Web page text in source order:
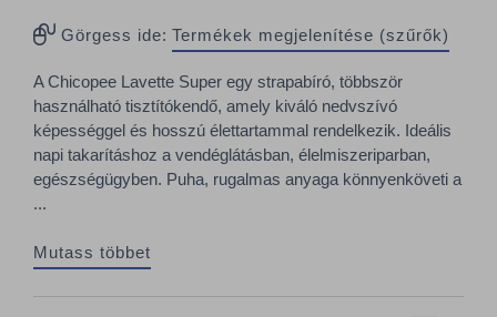
Görgess ide: Termékek megjelenítése (szűrők)
A Chicopee Lavette Super egy strapabíró, többször
használható tisztítókendő, amely kiváló nedvszívó
képességgel és hosszú élettartammal rendelkezik. Ideális
napi takarításhoz a vendéglátásban, élelmiszeriparban,
egészségügyben. Puha, rugalmas anyaga könnyenköveti a
...
Mutass többet